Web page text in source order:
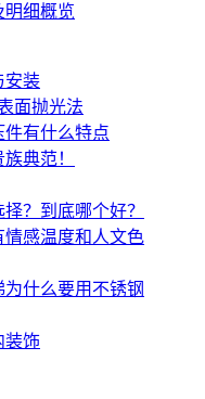
明细概览
安装
面抛光法
有什么特点
典范！
？到底哪个好？
感温度和人文色
什么要用不锈钢
装饰